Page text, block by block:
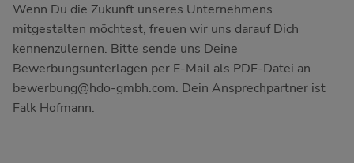
Wenn Du die Zukunft unseres Unternehmens
mitgestalten möchtest, freuen wir uns darauf Dich
kennenzulernen. Bitte sende uns Deine
Bewerbungsunterlagen per E-Mail als PDF-Datei an
bewerbung@hdo-gmbh.com. Dein Ansprechpartner ist
Falk Hofmann.